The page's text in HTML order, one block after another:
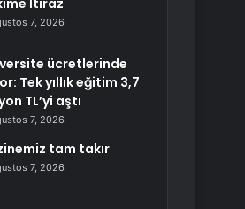
İtiraz
7, 2026
ücretlerinde
Tek yıllık eğitim 3,7
TL’yi aştı
7, 2026
tam takır
7, 2026